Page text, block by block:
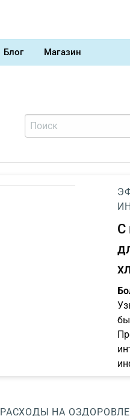
Блог Магазин
С
РАСХОДЫ НА